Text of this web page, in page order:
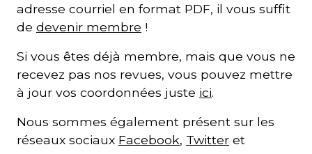
adresse courriel en format PDF, il vous suffit
de devenir membre !
Si vous êtes déjà membre, mais que vous ne
recevez pas nos revues, vous pouvez mettre
à jour vos coordonnées juste ici.
Nous sommes également présent sur les
réseaux sociaux Facebook, Twitter et